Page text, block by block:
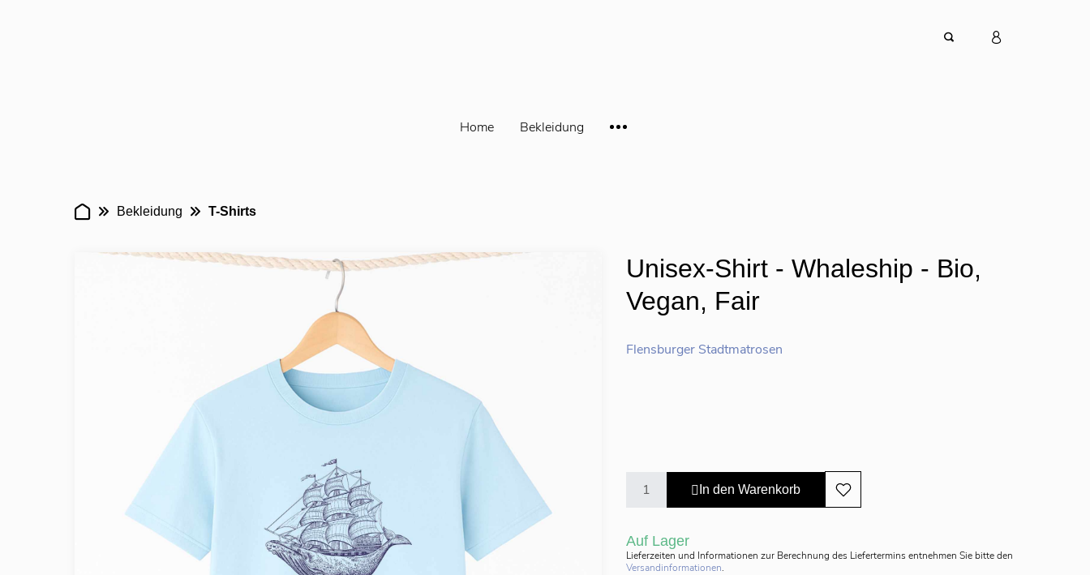
Home Bekleidung
Bekleidung T-Shirts
Unisex-Shirt - Whaleship - Bio,
Vegan, Fair
Flensburger Stadtmatrosen
In den Warenkorb
Auf Lager
Lieferzeiten und Informationen zur Berechnung des Liefertermins entnehmen Sie bitte den
Versandinformationen.